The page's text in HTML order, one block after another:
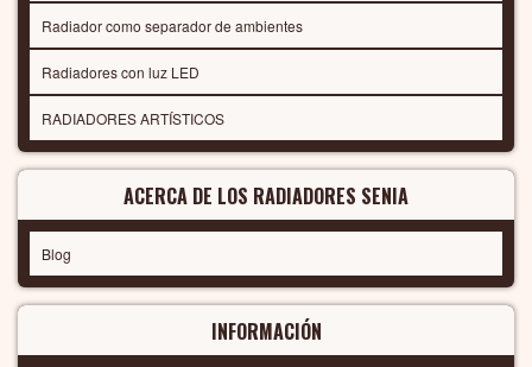
Radiador como separador de ambientes
Radiadores con luz LED
RADIADORES ARTÍSTICOS
ACERCA DE LOS RADIADORES SENIA
Blog
INFORMACIÓN